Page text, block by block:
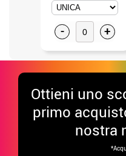
- +
Ottieni uno
primo
nostra